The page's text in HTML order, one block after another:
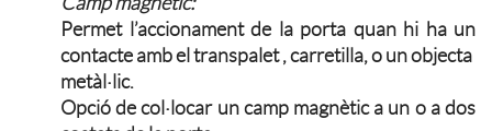
Permet l’accionament de la porta quan hi ha un
contacte amb el transpalet , carretilla, o un objecta
metàl·lic.
Opció de col·locar un camp magnètic a un o a dos